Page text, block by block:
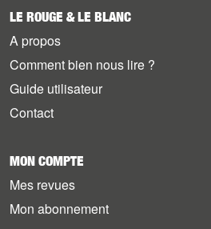
LE ROUGE & LE BLANC
A propos
Comment bien nous lire ?
Guide utilisateur
Contact
MON COMPTE
Mes revues
Mon abonnement